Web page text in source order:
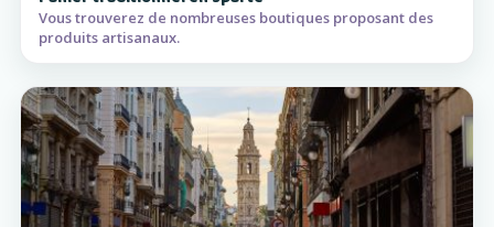
Vous trouverez de nombreuses boutiques proposant des
produits artisanaux.